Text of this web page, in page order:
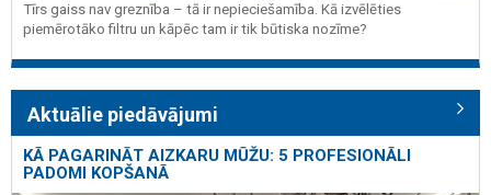
Tīrs gaiss nav greznība – tā ir nepieciešamība. Kā izvēlēties
piemērotāko filtru un kāpēc tam ir tik būtiska nozīme?
Aktuālie piedāvājumi
KĀ PAGARINĀT AIZKARU MŪŽU: 5 PROFESIONĀLI
PADOMI KOPŠANĀ